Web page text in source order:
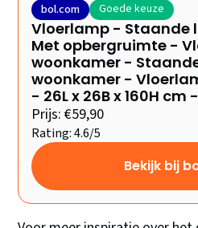
bol.com Goede keuze
Vloerlamp - Staande
Met opbergruimte -
woonkamer -
woonkamer -
- 26L x 26B x 160H cm
Prijs: €59,90
Rating: 4.6/5
Bekijk bij